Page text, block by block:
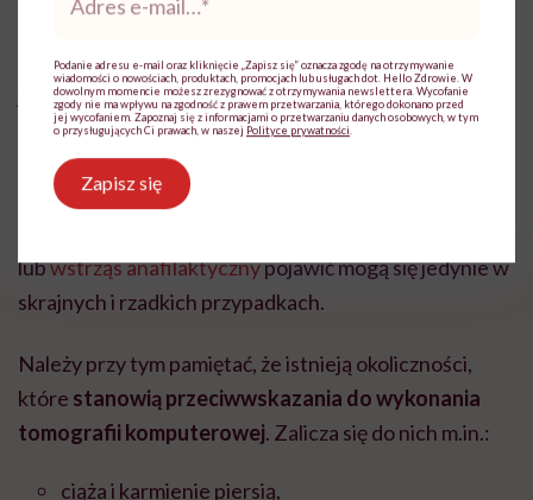
wątpliwości może jedynie budzić promieniowanie
jonizujące oraz podanie kontrastu. Należy jednak
podkreślić, że dawka promieniowania jest stosunkowo
niska, a skutki uboczne związane z podaniem
kontrastu obejmują przede wszystkim nudności,
lubwstrząs anafilaktycznypojawić mogą się jedynie w
skrajnych i rzadkich przypadkach.
Należy przy tym pamiętać, że istnieją okoliczności,
które stanowią przeciwwskazania do wykonania
tomografii komputerowej. Zalicza się do nich m.in.:
ciąża i karmienie piersią,
mail*
Podanie adresu e-mail oraz kliknięcie „Zapisz się” oznacza zgodę na otrzymywanie
wiadomości o nowościach, produktach, promocjach lub usługach dot. Hello Zdrowie. W
dowolnym momencie możesz zrezygnować z otrzymywania newslettera. Wycofanie
zgody nie ma wpływu na zgodność z prawem przetwarzania, którego dokonano przed
jej wycofaniem. Zapoznaj się z informacjami o przetwarzaniu danych osobowych, w tym
o przysługujących Ci prawach, w naszej Polityce prywatności
Zapisz się